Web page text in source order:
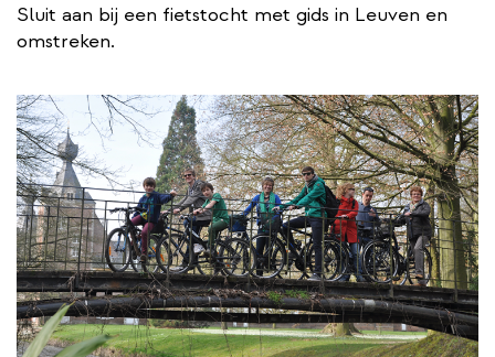
Sluit aan bij een fietstocht met gids in Leuven en
omstreken.